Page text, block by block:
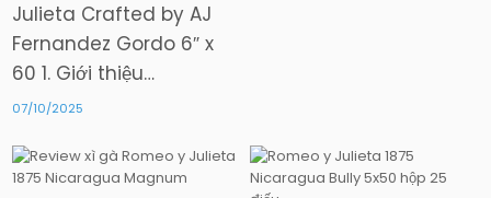
Julieta Crafted by AJ
Fernandez Gordo 6″ x
60 1. Giới thiệu…
07/10/2025